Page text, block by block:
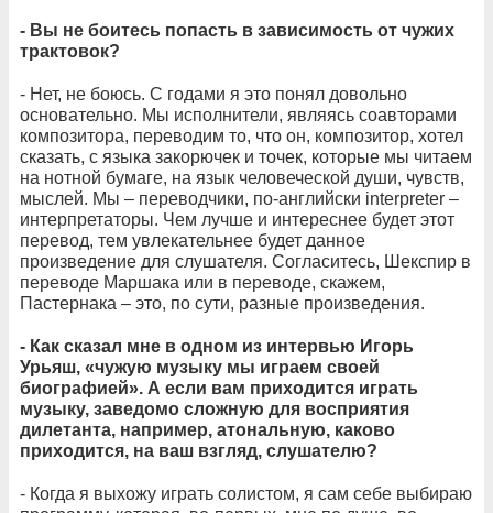
- Вы не боитесь попасть в зависимость от чужих
трактовок?
- Нет, не боюсь. С годами я это понял довольно
основательно. Мы исполнители, являясь соавторами
композитора, переводим то, что он, композитор, хотел
сказать, с языка закорючек и точек, которые мы читаем
на нотной бумаге, на язык человеческой души, чувств,
мыслей. Мы – переводчики, по-английски interpreter –
интерпретаторы. Чем лучше и интереснее будет этот
перевод, тем увлекательнее будет данное
произведение для слушателя. Согласитесь, Шекспир в
переводе Маршака или в переводе, скажем,
Пастернака – это, по сути, разные произведения.
- Как сказал мне в одном из интервью Игорь
Урьяш, «чужую музыку мы играем своей
биографией». А если вам приходится играть
музыку, заведомо сложную для восприятия
дилетанта, например, атональную, каково
приходится, на ваш взгляд, слушателю?
- Когда я выхожу играть солистом, я сам себе выбираю